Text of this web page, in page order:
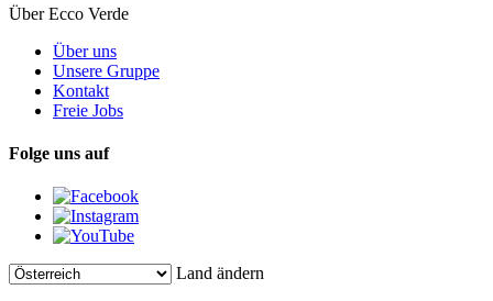
Über Ecco Verde
Über uns
Unsere Gruppe
Kontakt
Freie Jobs
Folge uns auf
Land ändern